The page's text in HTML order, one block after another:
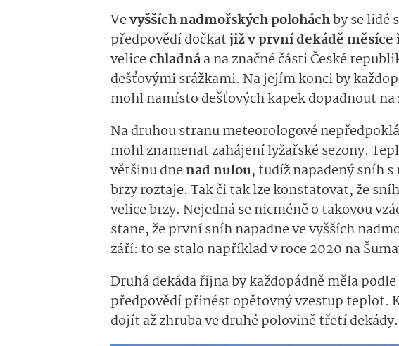
Vevyšších nadmořských poloháchby se lidé
předpovědí dočkatjiž v první dekádě měsíce
velicechladnáa na značné části České
dešťovými srážkami. Na jejím konci by
mohl namísto dešťových kapek dopadnout na
Na druhou stranu meteorologové
mohl znamenat zahájení lyžařské sezony.
většinu dnenad nulou, tudíž napadený sníh
brzy roztaje. Tak či tak lze konstatovat, že
velice brzy. Nejedná se nicméně o takovou
stane, že první sníh napadne ve vyšších
září: to se stalo například v roce 2020 na
Druhá dekáda října by každopádně měla
předpovědí přinést opětovný vzestup teplot.
dojít až zhruba ve druhé polovině třetí dekády.